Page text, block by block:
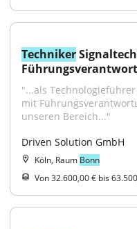
Techniker
"...als
mit
unseren Bereich..."
Driven Solution GmbH
Köln, Raum Bonn
Von 32.600,00 € bis